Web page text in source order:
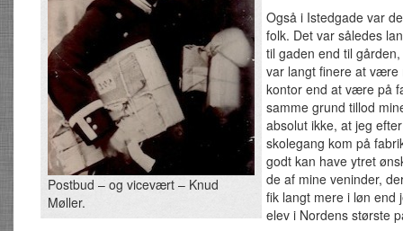
Postbud – og vicevært – Knud
Møller.
Også i Istedgade var
folk. Det var således
til gaden end til
var langt finere at være
kontor end at være på
samme grund tillod
absolut ikke, at jeg
skolegang kom på
godt kan have ytret
de af mine veninder,
fik langt mere i løn end
elev i Nordens største